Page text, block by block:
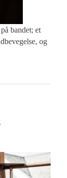
bandet; et
og